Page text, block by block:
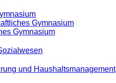
Gymnasium
Gymnasium
und Haushaltsmanagement